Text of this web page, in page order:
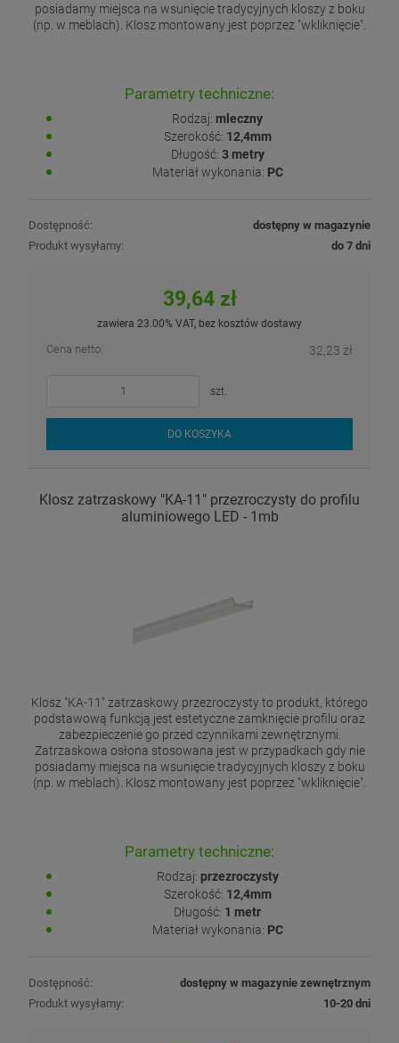
posiadamy miejsca na wsunięcie tradycyjnych kloszy z boku
(np. w meblach). Klosz montowany jest poprzez "wkliknięcie".
Parametry techniczne:
Rodzaj: mleczny
Szerokość: 12,4mm
Długość: 3 metry
Materiał wykonania: PC
Dostępność:
dostępny w magazynie
Produkt wysyłamy:
do 7 dni
39,64 zł
zawiera 23.00% VAT, bez kosztów dostawy
Cena netto: 32,23 zł
szt.
DO KOSZYKA
Klosz zatrzaskowy "KA-11" przezroczysty do profilu
aluminiowego LED - 1mb
Klosz "KA-11" zatrzaskowy przezroczysty to produkt, którego
podstawową funkcją jest estetyczne zamknięcie profilu oraz
zabezpieczenie go przed czynnikami zewnętrznymi.
Zatrzaskowa osłona stosowana jest w przypadkach gdy nie
posiadamy miejsca na wsunięcie tradycyjnych kloszy z boku
(np. w meblach). Klosz montowany jest poprzez "wkliknięcie".
Parametry techniczne:
Rodzaj: przezroczysty
Szerokość: 12,4mm
Długość: 1 metr
Materiał wykonania: PC
Dostępność:
dostępny w magazynie zewnętrznym
Produkt wysyłamy:
10-20 dni